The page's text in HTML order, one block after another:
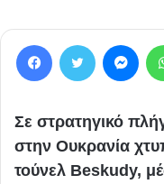
Σε στρατηγικό
στην Ουκρανία
τούνελ Beskudy,